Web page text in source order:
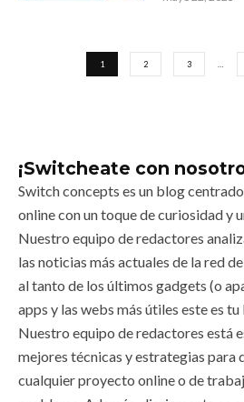
1 2 3 …
¡Switcheate con
Switch concepts es un blog
online con un toque de curiosidad y
Nuestro equipo de redactores
las noticias más actuales de la red
al tanto de los últimos gadgets (o
apps y las webs más útiles este es tu
Nuestro equipo de redactores está
mejores técnicas y estrategias para
cualquier proyecto online o de